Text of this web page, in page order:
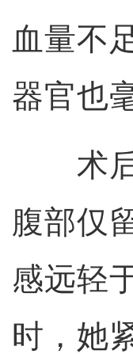
血量不
器官也
术后
腹部仅
感远轻
时，她